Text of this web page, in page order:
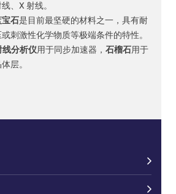
、X 射线。
宝石是目前最坚硬的材料之一，具有耐
刺激性化学物质等极端条件的特性。
线分析仪用于同步加速器， 石榴石用于
层。